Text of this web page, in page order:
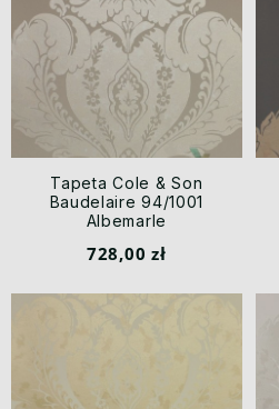
Tapeta Cole & Son
Baudelaire 94/1001
Albemarle
728,00 zł